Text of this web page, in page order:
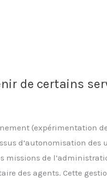
de certains
(expérimentation
d’autonomisation des
missions de
des agents. Cette